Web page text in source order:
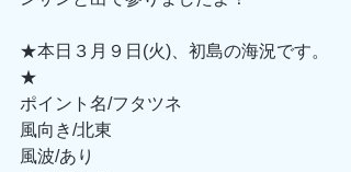
★本日３月９日(火)、初島の海況です。
★
ポイント名/フタツネ
風向き/北東
風波/あり